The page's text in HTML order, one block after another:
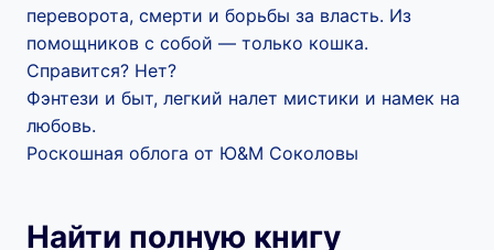
переворота, смерти и борьбы за власть. Из
помощников с собой — только кошка.
Справится? Нет?
Фэнтези и быт, легкий налет мистики и намек на
любовь.
Роскошная облога от Ю&М Соколовы
Найти полную книгу